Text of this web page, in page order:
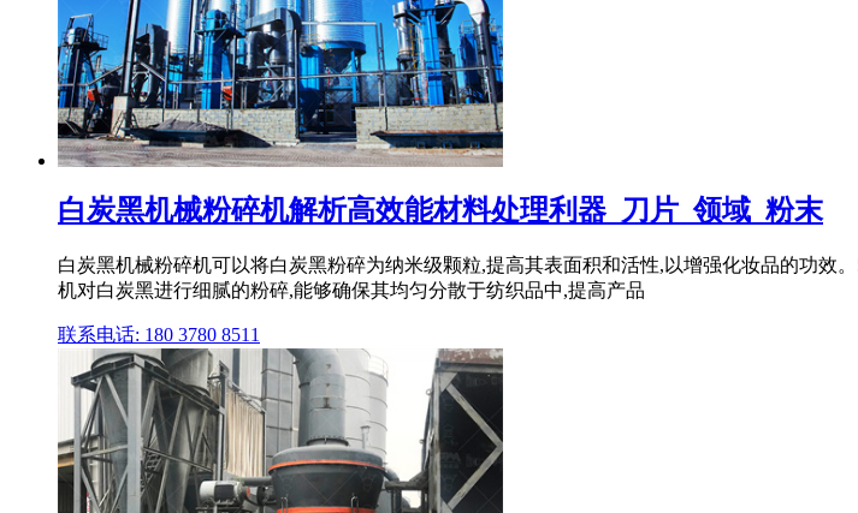
白炭黑机械粉碎机解析高效能材料处理利器_刀片_领域_粉末
白炭黑机械粉碎机可以将白炭黑粉碎为纳米级颗粒,提高其表面积和活性,以增强化妆品的功
机对白炭黑进行细腻的粉碎,能够确保其均匀分散于纺织品中,提高产品
联系电话: 180 3780 8511